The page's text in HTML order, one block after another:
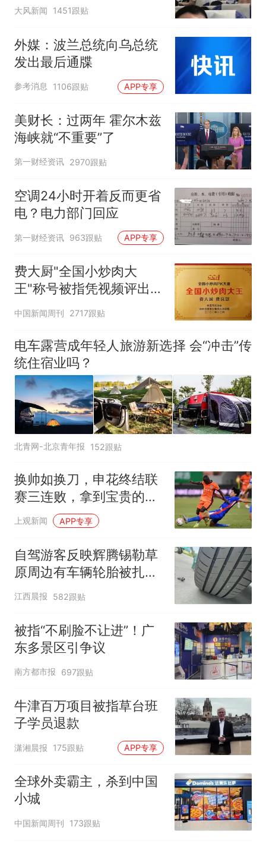
队
大风新闻 1451跟贴
外媒：波兰总统向乌总统
发出最后通牒
参考消息 1106跟贴 APP专享
美财长：过两年 霍尔木兹
海峡就“不重要”了
第一财经资讯 2970跟贴
空调24小时开着反而更省
电？电力部门回应
第一财经资讯 963跟贴 APP专享
费大厨"全国小炒肉大
王"称号被指凭视频评出
官方回应
中国新闻周刊 2717跟贴
电车露营成年轻人旅游新选择 会“冲击”传
统住宿业吗？
北青网-北京青年报 152跟贴
换帅如换刀，申花终结联
赛三连败，拿到宝贵的续
命3分
上观新闻 APP专享
自驾游客反映辉腾锡勒草
原周边有车辆轮胎被扎，
修理店铺换胎价格高达千
元，官方发布情况通报
江西晨报 582跟贴
被指“不刷脸不让进”！广
东多景区引争议
南方都市报 697跟贴
牛津百万项目被指草台班
子学员退款
潇湘晨报 175跟贴 APP专享
全球外卖霸主，杀到中国
小城
中国新闻周刊 173跟贴